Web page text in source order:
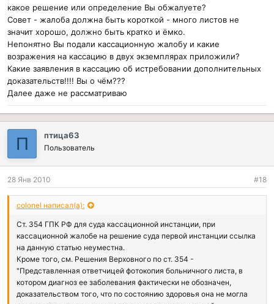
какое решение или определение Вы обжалуете?
Совет - жалоба должна быть короткой - много листов не
значит хорошо, должно быть кратко и ёмко.
Непонятно Вы подали кассационную жалобу и какие
возражения на кассацию в двух экземплярах приложили?
Какие заявления в кассацию об истребовании дополнительных
доказательств!!!! Вы о чём???
Далее даже не рассматриваю
П птица63
Пользователь
28 Янв 2010 #18
colonel написал(а):
Ст. 354 ГПК РФ для суда кассационной инстанции, при
кассационной жалобе на решение суда первой инстанции ссылка
на данную статью неуместна.
Кроме того, см. Решения Верховного по ст. 354 -
"Представленная ответчицей фотокопия больничного листа, в
котором диагноз ее заболевания фактически не обозначен,
доказательством того, что по состоянию здоровья она не могла